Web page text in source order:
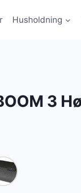
Husholdning
3